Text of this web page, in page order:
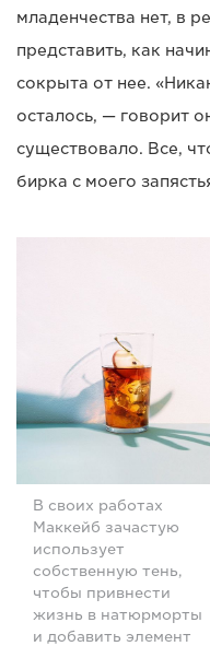
младенчества нет, в
представить, как
сокрыта от нее.
осталось, — говорит
существовало. Все,
бирка с моего
В своих работах
Маккейб зачастую
использует
собственную тень,
чтобы привнести
жизнь в натюрморты
и добавить элемент